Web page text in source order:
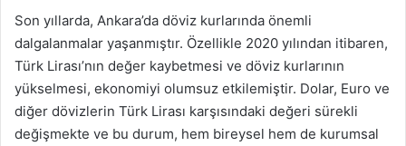
Son yıllarda, Ankara’da döviz kurlarında önemli
dalgalanmalar yaşanmıştır. Özellikle 2020 yılından itibaren,
Türk Lirası’nın değer kaybetmesi ve döviz kurlarının
yükselmesi, ekonomiyi olumsuz etkilemiştir. Dolar, Euro ve
diğer dövizlerin Türk Lirası karşısındaki değeri sürekli
değişmekte ve bu durum, hem bireysel hem de kurumsal